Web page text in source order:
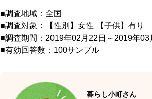
■調査地域：全国
■調査対象：【性別】女性 【子供】有り
■調査期間：2019年02月22日～2019年03
■有効回答数：100サンプル
暮らし小町さん